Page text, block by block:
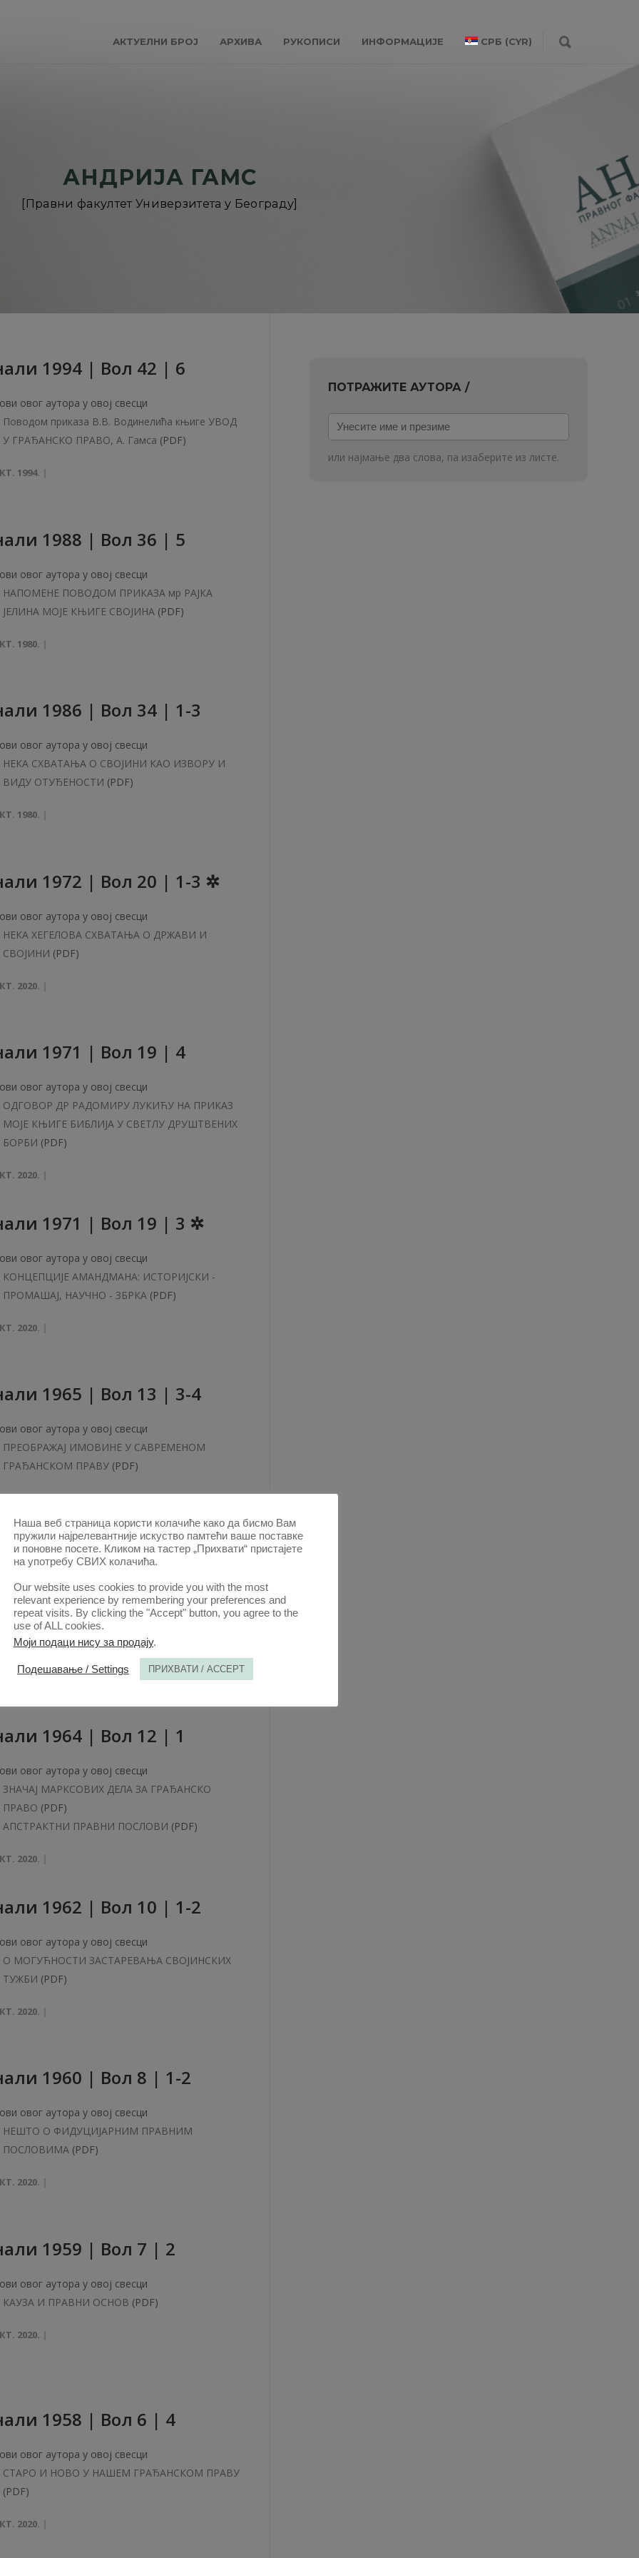
АКТУЕЛНИ БРОЈ АРХИВА РУКОПИСИ ИНФОРМАЦИЈЕ СРБ (CYR)
АНДРИЈА ГАМС
[Правни факултет Универзитета у Београду]
1994 | Вол 42 | 6
овог аутора у овој свесци
Поводом приказа В.В. Водинелића књиге УВОД
У ГРАЂАНСКО ПРАВО, А. Гамса (PDF)
1994.
1988 | Вол 36 | 5
овог аутора у овој свесци
НАПОМЕНЕ ПОВОДОМ ПРИКАЗА мр РАЈКА
ЈЕЛИНА МОЈЕ КЊИГЕ СВОЈИНА (PDF)
1980.
1986 | Вол 34 | 1-3
овог аутора у овој свесци
НЕКА СХВАТАЊА О СВОЈИНИ КАО ИЗВОРУ И
ВИДУ ОТУЂЕНОСТИ (PDF)
1980.
1972 | Вол 20 | 1-3 ✲
овог аутора у овој свесци
НЕКА ХЕГЕЛОВА СХВАТАЊА О ДРЖАВИ И
СВОЈИНИ (PDF)
2020.
1971 | Вол 19 | 4
овог аутора у овој свесци
ОДГОВОР ДР РАДОМИРУ ЛУКИЋУ НА ПРИКАЗ
MOJE КЊИГЕ БИБЛИЈА У СВЕТЛУ ДРУШТВЕНИХ
БОРБИ (PDF)
2020.
1971 | Вол 19 | 3 ✲
овог аутора у овој свесци
КОНЦЕПЦИЈЕ АМАНДМАНА: ИСТОРИЈСКИ -
ПРОМАШАЈ, НАУЧНО - ЗБРКА (PDF)
2020.
1965 | Вол 13 | 3-4
овог аутора у овој свесци
ПРЕОБРАЖАЈ ИМОВИНЕ У САВРЕМЕНОМ
ГРАЂАНСКОM ПРАВУ (PDF)
2020.
1964 | Вол 12 | 2-3
овог аутора у овој свесци
НОРМА И ДРУШТВЕНА СТВАРНОСТ
(PDF)
2020.
1964 | Вол 12 | 1
овог аутора у овој свесци
ЗНАЧАЈ МАРКСОВИХ ДЕЛА ЗА ГРАЂАНСКО
ПРАВО (PDF)
АПСТРАКТНИ ПРАВНИ ПОСЛОВИ (PDF)
2020.
1962 | Вол 10 | 1-2
овог аутора у овој свесци
О МОГУЋНОСТИ ЗАСТАРЕВАЊА СВОЈИНСКИХ
ТУЖБИ (PDF)
2020.
1960 | Вол 8 | 1-2
овог аутора у овој свесци
НЕШТО О ФИДУЦИЈАРНИМ ПРАВНИМ
ПОСЛОВИМА (PDF)
2020.
1959 | Вол 7 | 2
овог аутора у овој свесци
КАУЗА И ПРАВНИ ОСНОВ (PDF)
2020.
1958 | Вол 6 | 4
овог аутора у овој свесци
СТАРО И НОВО У НАШЕМ ГРАЂАНСКОМ ПРАВУ
(PDF)
2020.
ПОТРАЖИТЕ АУТОРА /
Унесите
име
и
или најмање два слова, па изаберите из листе.
Наша веб страница користи колачиће како да бисмо Вам
пружили најрелевантније искуство памтећи ваше поставке
и поновне посете. Кликом на тастер „Прихвати“ пристајете
на употребу СВИХ колачића.
Our website uses cookies to provide you with the most
relevant experience by remembering your preferences and
repeat visits. By clicking the "Accept" button, you agree to the
use of ALL cookies.
Моји подаци нису за продају.
Подешавање / Settings ПРИХВАТИ / ACCEPT